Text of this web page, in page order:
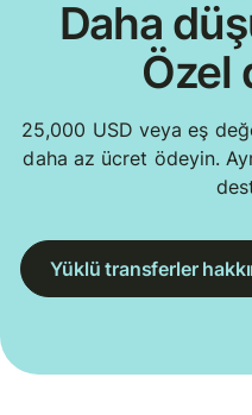
Daha
Özel
25,000 USD veya eş
daha az ücret ödeyin.
Yüklü transferler